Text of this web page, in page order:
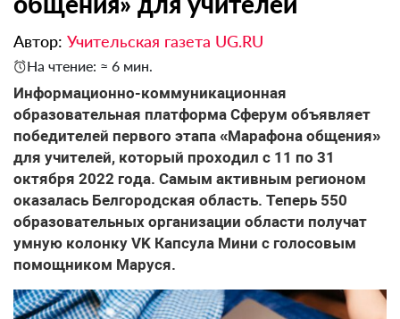
Автор: Учительская газета UG.RU
На чтение: ≈ 6 мин.
Информационно-коммуникационная
образовательная платформа Сферум объявляет
победителей первого этапа «Марафона общения»
для учителей, который проходил с 11 по 31
октября 2022 года. Самым активным регионом
оказалась Белгородская область. Теперь 550
образовательных организации области получат
умную колонку VK Капсула Мини с голосовым
помощником Маруся.